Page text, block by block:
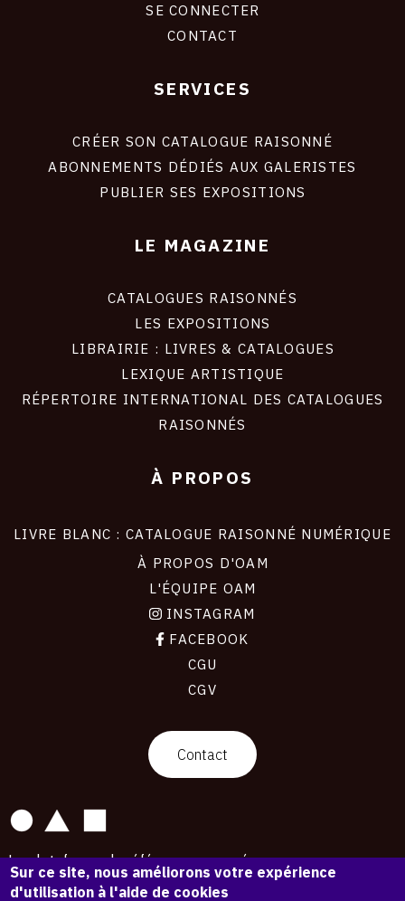
SE CONNECTER
CONTACT
SERVICES
CRÉER SON CATALOGUE RAISONNÉ
ABONNEMENTS DÉDIÉS AUX GALERISTES
PUBLIER SES EXPOSITIONS
LE MAGAZINE
CATALOGUES RAISONNÉS
LES EXPOSITIONS
LIBRAIRIE : LIVRES & CATALOGUES
LEXIQUE ARTISTIQUE
RÉPERTOIRE INTERNATIONAL DES CATALOGUES
RAISONNÉS
À PROPOS
LIVRE BLANC : CATALOGUE RAISONNÉ NUMÉRIQUE
À PROPOS D'OAM
L'ÉQUIPE OAM
INSTAGRAM
FACEBOOK
CGU
CGV
Contact
La plateforme de référence pour créer,
conserver et promouvoir l'Histoire de l'Art.
Des catalogues raisonnés aux archives
Sur ce site, nous améliorons votre expérience
d'utilisation à l'aide de cookies